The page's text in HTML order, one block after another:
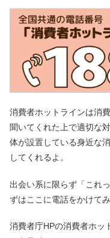
消費者ホットラインは消
聞いてくれた上で適切な
体が設置している身近な
してくれるよ。
出会い系に限らず「これ
ずはここに電話をかけてみ
消費者庁HPの消費者ホッ